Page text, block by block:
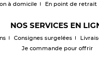
à domicile En point de retrait
NOS SERVICES EN
Consignes surgelées
Je commande pour offrir